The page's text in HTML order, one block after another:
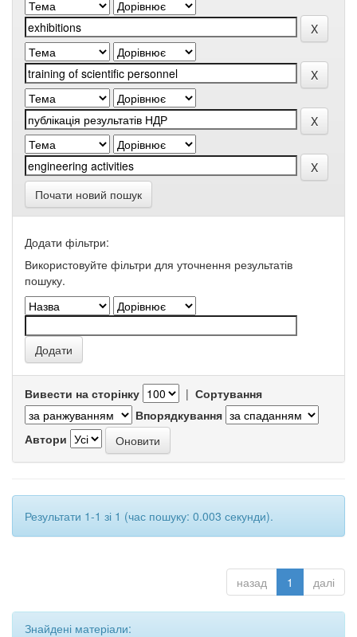
Почати новий пошук
Додати фільтри:
Використовуйте фільтри для уточнення результатів
пошуку.
Вивести на сторінку | Сортування
Впорядкування
Автори
Результати 1-1 зі 1 (час пошуку: 0.003 секунди).
назад 1 далі
Знайдені матеріали: